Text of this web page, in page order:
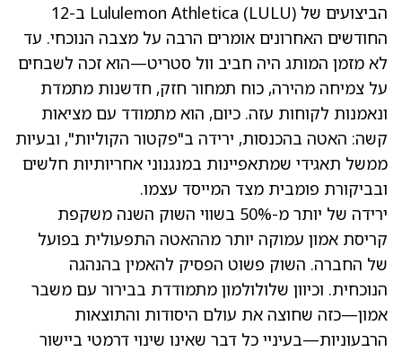
הביצועים של Lululemon Athletica (LULU)
ב-12
החודשים האחרונים אומרים הרבה על מצבה הנוכחי. עד
לא מזמן המותג היה חביב וול סטריט—הוא זכה לשבחים
על צמיחה מהירה, כוח תמחור חזק, חדשנות מתמדת
ונאמנות לקוחות עזה. כיום, הוא מתמודד עם מציאות
קשה: האטה בהכנסות, ירידה ב"פקטור הקוליות", ובעיות
ממשל תאגידי שמתאפיינות במנגנוני אחריותיות חלשים
ובביקורת פומבית מצד המייסד עצמו.
ירידה של יותר מ-50% בשווי השוק השנה משקפת
קריסת אמון עמוקה יותר מההאטה התפעולית בפועל
של החברה. השוק פשוט הפסיק להאמין בהנהגה
הנוכחית. וכיוון שלולולמון מתמודדת בבירור עם משבר
אמון—כזה שחוצה את עולם היסודות והתוצאות
הרבעוניות—בעיניי כל דבר שאינו שינוי דרמטי ביישור